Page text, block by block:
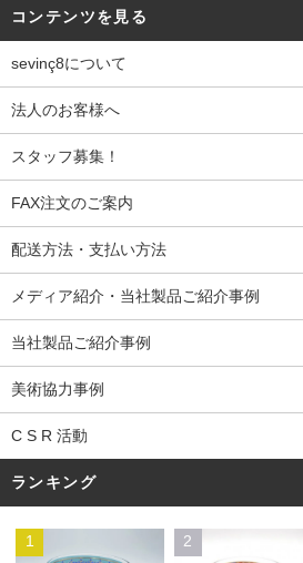
コンテンツを見る
sevinç8について
法人のお客様へ
スタッフ募集！
FAX注文のご案内
配送方法・支払い方法
メディア紹介・当社製品ご紹介事例
当社製品ご紹介事例
美術協力事例
C S R 活動
ランキング
1 2